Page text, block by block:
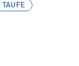
TAUFE